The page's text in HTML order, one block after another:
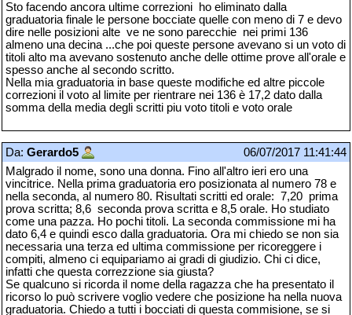
Sto facendo ancora ultime correzioni ho eliminato dalla
graduatoria finale le persone bocciate quelle con meno di 7 e devo
dire nelle posizioni alte ve ne sono parecchie nei primi 136
almeno una decina ...che poi queste persone avevano si un voto di
titoli alto ma avevano sostenuto anche delle ottime prove all'orale e
spesso anche al secondo scritto.
Nella mia graduatoria in base queste modifiche ed altre piccole
correzioni il voto al limite per rientrare nei 136 è 17,2 dato dalla
somma della media degli scritti piu voto titoli e voto orale
Da: Gerardo5
06/07/2017 11:41:44
Malgrado il nome, sono una donna. Fino all'altro ieri ero una
vincitrice. Nella prima graduatoria ero posizionata al numero 78 e
nella seconda, al numero 80. Risultati scritti ed orale: 7,20 prima
prova scritta; 8,6 seconda prova scritta e 8,5 orale. Ho studiato
come una pazza. Ho pochi titoli. La seconda commissione mi ha
dato 6,4 e quindi esco dalla graduatoria. Ora mi chiedo se non sia
necessaria una terza ed ultima commissione per ricoreggere i
compiti, almeno ci equipariamo ai gradi di giudizio. Chi ci dice,
infatti che questa correzzione sia giusta?
Se qualcuno si ricorda il nome della ragazza che ha presentato il
ricorso lo può scrivere voglio vedere che posizione ha nella nuova
graduatoria. Chiedo a tutti i bocciati di questa commisione, se si